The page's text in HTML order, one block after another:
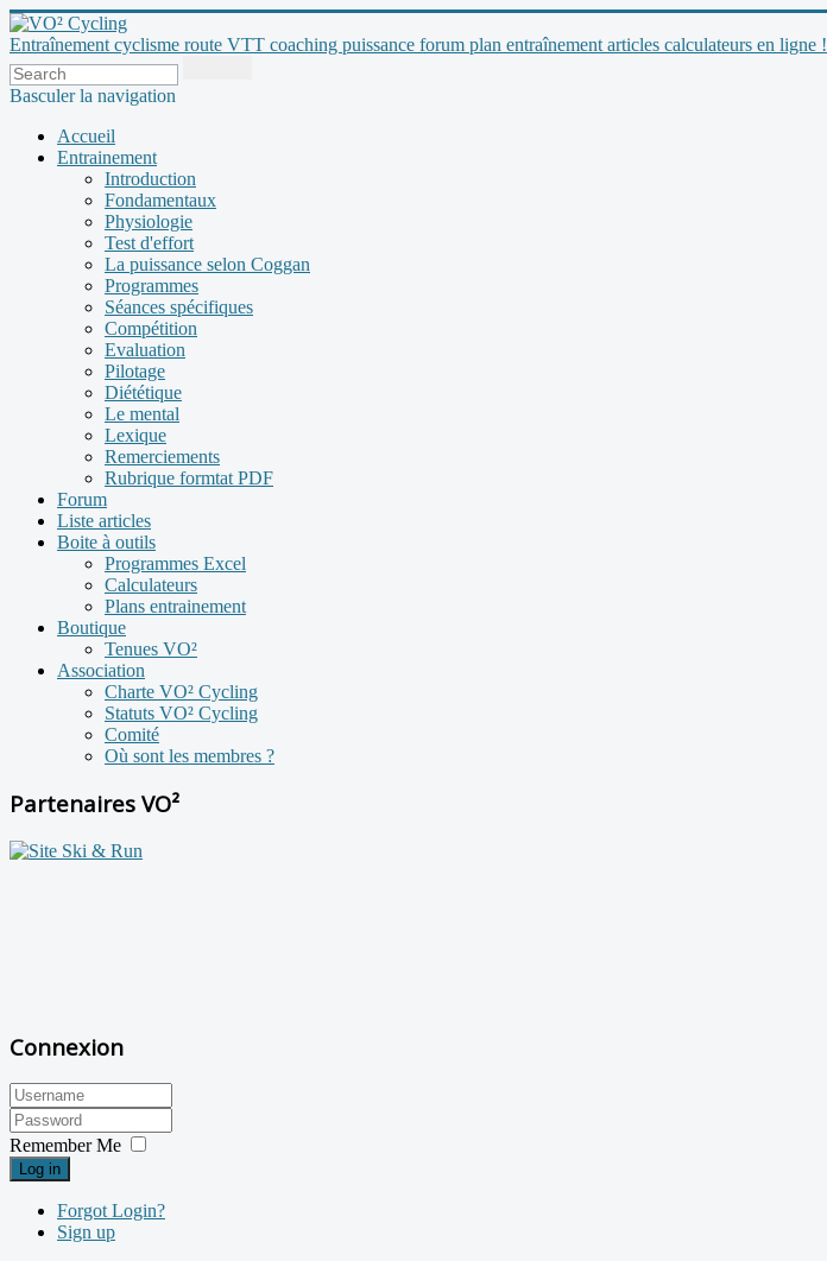
Entraînement cyclisme route VTT coaching puissance forum plan entraînement articles calculateurs en ligne !
Basculer la navigation
Accueil
Entrainement
Introduction
Fondamentaux
Physiologie
Test d'effort
La puissance selon Coggan
Programmes
Séances spécifiques
Compétition
Evaluation
Pilotage
Diététique
Le mental
Lexique
Remerciements
Rubrique formtat PDF
Forum
Liste articles
Boite à outils
Programmes Excel
Calculateurs
Plans entrainement
Boutique
Tenues VO²
Association
Charte VO² Cycling
Statuts VO² Cycling
Comité
Où sont les membres ?
Partenaires VO²
Connexion
Remember Me
Log in
Forgot Login?
Sign up